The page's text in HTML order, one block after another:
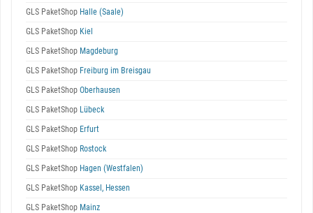
GLS PaketShop Halle (Saale)
GLS PaketShop Kiel
GLS PaketShop Magdeburg
GLS PaketShop Freiburg im Breisgau
GLS PaketShop Oberhausen
GLS PaketShop Lübeck
GLS PaketShop Erfurt
GLS PaketShop Rostock
GLS PaketShop Hagen (Westfalen)
GLS PaketShop Kassel, Hessen
GLS PaketShop Mainz